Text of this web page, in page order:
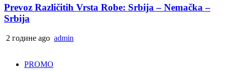
Prevoz Različitih Vrsta Robe: Srbija – Nemačka –
Srbija
2 године ago admin
PROMO